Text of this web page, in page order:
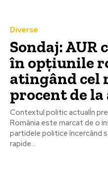
Diverse
Sondaj: AUR
în opțiunile
atingând cel
procent de
Contextul politic actualÎn
România este marcat de o
partidele politice încercând
rapide...